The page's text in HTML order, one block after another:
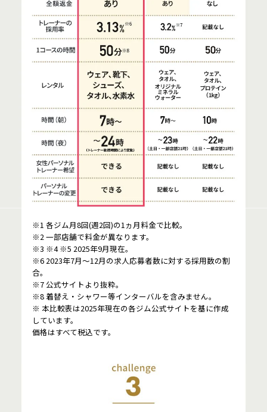
※1 各ジム月8回(週2回)の1ヵ月料金で比較。
※2 一部店舗で料金が異なります。
※3 ※4 ※5 2025年9月現在。
※6 2023年7月～12月の求人応募者数に対する採用数の割
合。
※7 公式サイトより抜粋。
※8 着替え・シャワー等インターバルを含みません。
※ 本比較表は2025年現在の各ジム公式サイトを基に作成
しています。
価格はすべて税込です。